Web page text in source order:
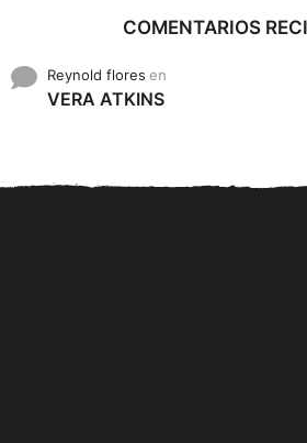
COMENTARIOS
Reynold flores en
VERA ATKINS